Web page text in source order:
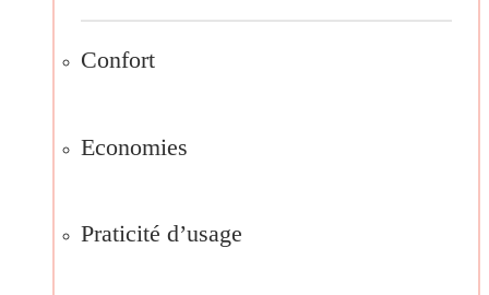
Confort
Economies
Praticité d’usage